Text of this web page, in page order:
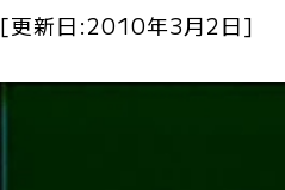
[更新日:2010年3月2日]